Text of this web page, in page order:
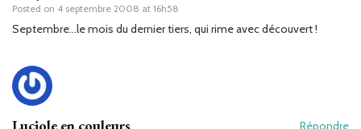
Posted on 4 septembre 2008 at 16h58
Septembre…le mois du dernier tiers, qui rime avec découvert !
Luciole en couleurs Répondre